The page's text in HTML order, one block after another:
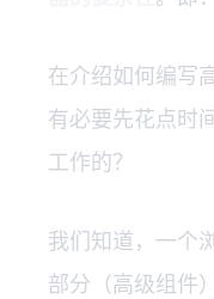
在介绍如何编写
有必要先花点时
工作的？
我们知道，一个
部分（高级组件）